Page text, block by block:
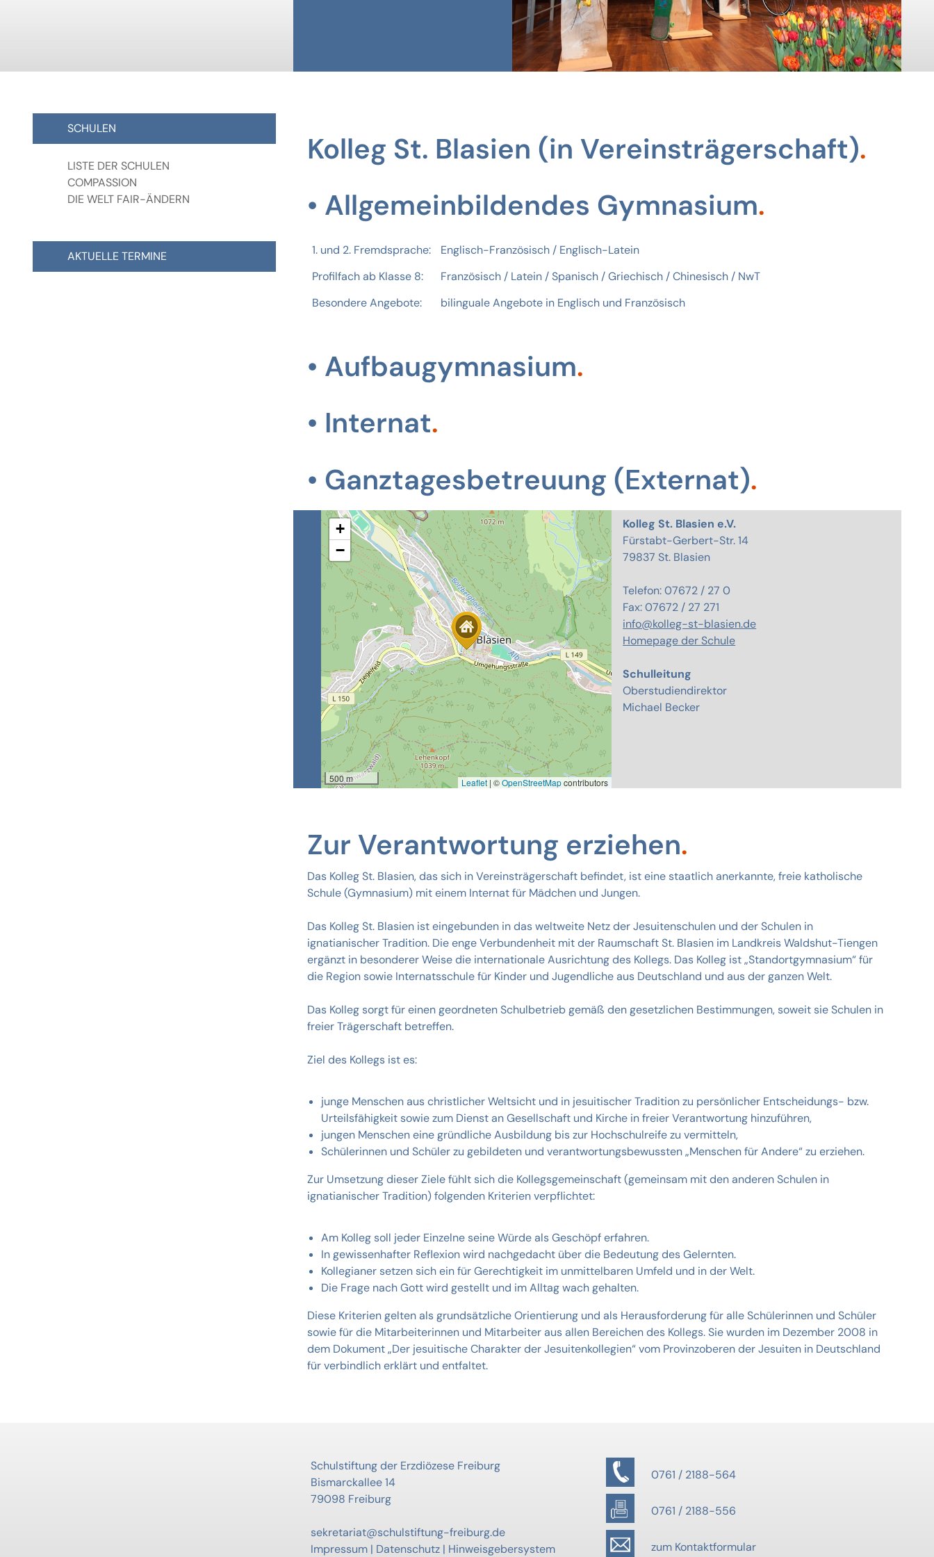
SCHULEN
LISTE DER SCHULEN
COMPASSION
DIE WELT FAIR-ÄNDERN
AKTUELLE TERMINE
Kolleg St. Blasien (in Vereinsträgerschaft)
Allgemeinbildendes Gymnasium
1. und 2. Fremdsprache:
Englisch-Französisch / Englisch-Latein
Profilfach ab Klasse 8:
Französisch / Latein / Spanisch / Griechisch / Chinesisch / NwT
Besondere Angebote:
bilinguale Angebote in Englisch und Französisch
Aufbaugymnasium
Internat
Ganztagesbetreuung (Externat)
Kolleg St. Blasien e.V.
Fürstabt-Gerbert-Str. 14
79837 St. Blasien
Telefon: 07672 / 27 0
Fax: 07672 / 27 271
info@kolleg-st-blasien.de
Homepage der Schule
Schulleitung
Oberstudiendirektor
Michael Becker
Zur Verantwortung erziehen
Das Kolleg St. Blasien, das sich in Vereinsträgerschaft befindet, ist eine staatlich anerkannte, freie katholische
Schule (Gymnasium) mit einem Internat für Mädchen und Jungen.
Das Kolleg St. Blasien ist eingebunden in das weltweite Netz der Jesuitenschulen und der Schulen in
ignatianischer Tradition. Die enge Verbundenheit mit der Raumschaft St. Blasien im Landkreis Waldshut-Tiengen
ergänzt in besonderer Weise die internationale Ausrichtung des Kollegs. Das Kolleg ist „Standortgymnasium“ für
die Region sowie Internatsschule für Kinder und Jugendliche aus Deutschland und aus der ganzen Welt.
Das Kolleg sorgt für einen geordneten Schulbetrieb gemäß den gesetzlichen Bestimmungen, soweit sie Schulen in
freier Trägerschaft betreffen.
Ziel des Kollegs ist es:
junge Menschen aus christlicher Weltsicht und in jesuitischer Tradition zu persönlicher Entscheidungs- bzw.
Urteilsfähigkeit sowie zum Dienst an Gesellschaft und Kirche in freier Verantwortung hinzuführen,
jungen Menschen eine gründliche Ausbildung bis zur Hochschulreife zu vermitteln,
Schülerinnen und Schüler zu gebildeten und verantwortungsbewussten „Menschen für Andere“ zu erziehen.
Zur Umsetzung dieser Ziele fühlt sich die Kollegsgemeinschaft (gemeinsam mit den anderen Schulen in
ignatianischer Tradition) folgenden Kriterien verpflichtet:
Am Kolleg soll jeder Einzelne seine Würde als Geschöpf erfahren.
In gewissenhafter Reflexion wird nachgedacht über die Bedeutung des Gelernten.
Kollegianer setzen sich ein für Gerechtigkeit im unmittelbaren Umfeld und in der Welt.
Die Frage nach Gott wird gestellt und im Alltag wach gehalten.
Diese Kriterien gelten als grundsätzliche Orientierung und als Herausforderung für alle Schülerinnen und Schüler
sowie für die Mitarbeiterinnen und Mitarbeiter aus allen Bereichen des Kollegs. Sie wurden im Dezember 2008 in
dem Dokument „Der jesuitische Charakter der Jesuitenkollegien“ vom Provinzoberen der Jesuiten in Deutschland
für verbindlich erklärt und entfaltet.
0761 / 2188-564
0761 / 2188-556
zum Kontaktformular
Schulstiftung der Erzdiözese Freiburg
Bismarckallee 14
79098 Freiburg
sekretariat@schulstiftung-freiburg.de
Impressum | Datenschutz | Hinweisgebersystem